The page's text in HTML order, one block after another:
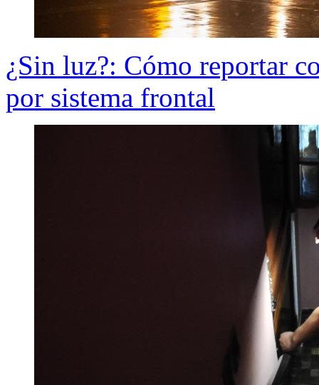
¿Sin luz?: Cómo reportar
por sistema frontal